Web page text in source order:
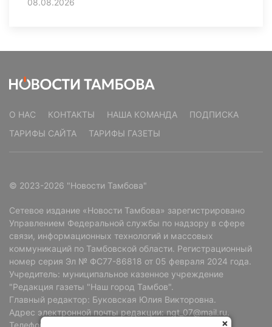
О НАС КОНТАКТЫ НАША КОМАНДА
ПОДПИСКА
ТАРИФЫ САЙТА
ТАРИФЫ ГАЗЕТЫ
© 2023-2026 "Новости Тамбова"
Сетевое издание «Новости Тамбова» зарегистрировано
Управлением Федеральной службы по надзору в сфере
связи, информационных технологий и массовых
коммуникаций по Тамбовской области. Регистрационный
номер серия Эл № ФС77-86818 от 05 февраля 2024 года.
Учредитель: муниципальное казенное учреждение
"Редакция газеты "Наш город Тамбов".
Главный редактор: Буковская Юлия Викторовна.
Адрес электронной почты редакции: ngt_07@mail.ru.